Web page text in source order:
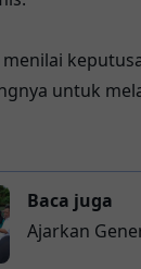
untuk
Baca juga
Ajarkan